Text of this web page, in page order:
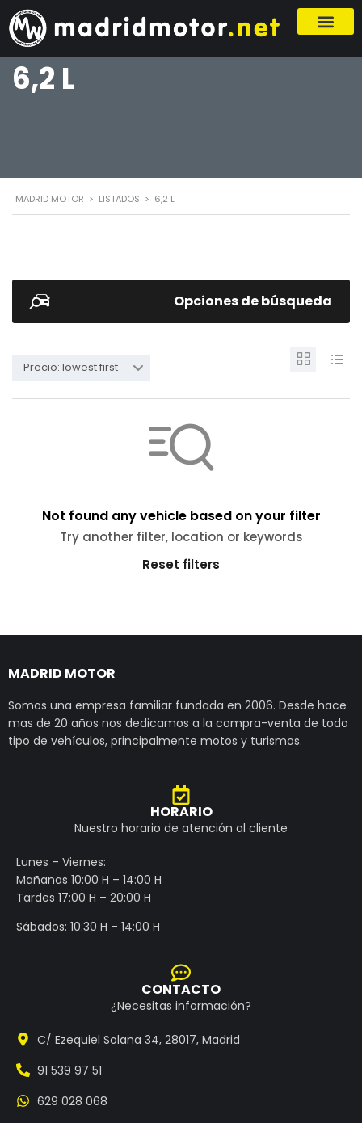
6,2 L
MADRID MOTOR > LISTADOS > 6,2 L
Opciones de búsqueda
Precio: lowest first
Not found any vehicle based on your filter
Try another filter, location or keywords
Reset filters
MADRID MOTOR
Somos una empresa familiar fundada en 2006. Desde hace
mas de 20 años nos dedicamos a la compra-venta de todo
tipo de vehículos, principalmente motos y turismos.
HORARIO
Nuestro horario de atención al cliente
Lunes – Viernes:
Mañanas 10:00 H – 14:00 H
Tardes 17:00 H – 20:00 H
Sábados: 10:30 H – 14:00 H
CONTACTO
¿Necesitas información?
C/ Ezequiel Solana 34, 28017, Madrid
91 539 97 51
629 028 068